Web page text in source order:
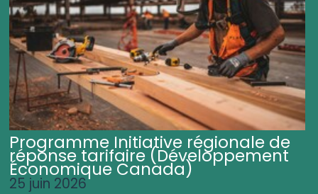
Programme Initiative régionale de
réponse tarifaire (Développement
Économique Canada)
25 juin 2026